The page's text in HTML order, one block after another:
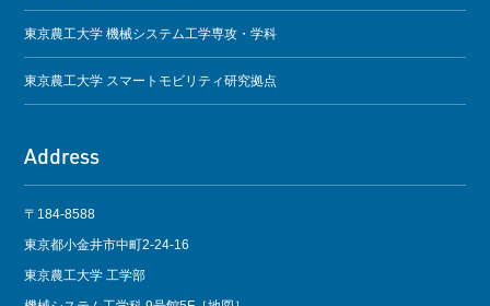
東京農工大学 機械システム工学専攻・学科
東京農工大学 スマートモビリティ研究拠点
Address
〒184-8588
東京都小金井市中町2-24-16
東京農工大学 工学部